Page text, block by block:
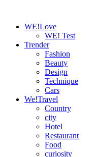
WE!Love
WE! Test
Trender
Fashion
Beauty
Design
Technique
Cars
We!Travel
Country
city
Hotel
Restaurant
Food
curiosity